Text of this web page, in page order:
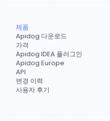
제품
Apidog 다운로드
가격
Apidog IDEA 플러그인
Apidog Europe
API
변경 이력
사용자 후기